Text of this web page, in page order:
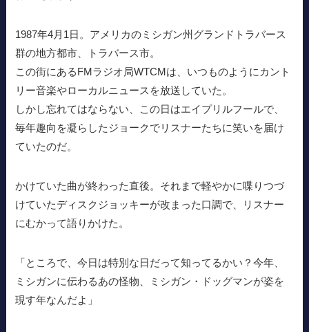
1987年4月1日。アメリカのミシガン州グランドトラバース
群の地方都市、トラバース市。
この街にあるFMラジオ局WTCMは、いつものようにカント
リー音楽やローカルニュースを放送していた。
しかし忘れてはならない、この日はエイプリルフールで、
毎年趣向を凝らしたジョークでリスナーたちに笑いを届け
ていたのだ。
かけていた曲が終わった直後。それまで軽やかに喋りつづ
けていたディスクジョッキーが改まった口調で、リスナー
にむかって語りかけた。
「ところで、今日は特別な日だって知ってるかい？今年、
ミシガンに伝わるあの怪物、ミシガン・ドッグマンが姿を
現す年なんだよ」